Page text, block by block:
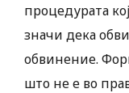
процедурата
значи дека
обвинение.
што не е во